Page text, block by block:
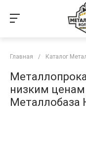
Главная / Каталог
низким
Металлобаза